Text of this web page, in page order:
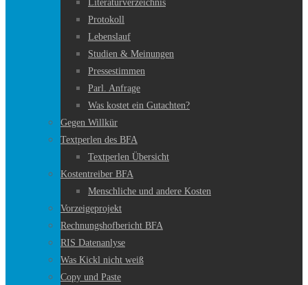
Literaturverzeichnis
Protokoll
Lebenslauf
Studien & Meinungen
Pressestimmen
Parl. Anfrage
Was kostet ein Gutachten?
Gegen Willkür
Textperlen des BFA
Textperlen Übersicht
Kostentreiber BFA
Menschliche und andere Kosten
Vorzeigeprojekt
Rechnungshofbericht BFA
RIS Datenanlyse
Was Kickl nicht weiß
Copy und Paste